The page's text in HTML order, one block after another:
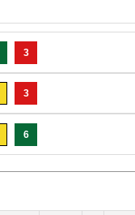
3
3
6